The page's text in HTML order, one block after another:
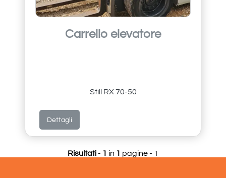
Carrello elevatore
Still RX 70-50
Dettagli
Risultati- 1 in 1 pagine - 1